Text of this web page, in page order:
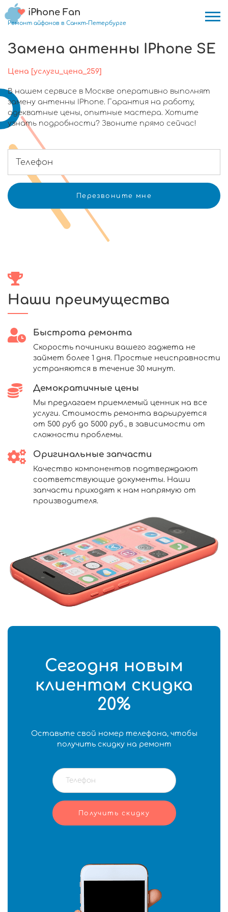
iPhone Fan
Ремонт айфонов в Санкт-Петербурге
Замена антенны IPhone SE
Цена [услуги_цена_259]
В нашем сервисе в Москве оперативно выполнят
замену антенны IPhone. Гарантия на работу,
адекватные цены, опытные мастера. Хотите
узнать подробности? Звоните прямо сейчас!
Наши преимущества
Быстрота ремонта
Скорость починики вашего гаджета не
займет более 1 дня. Простые неисправности
устраняются в течение 30 минут.
Демократичные цены
Мы предлагаем приемлемый ценник на все
услуги. Стоимость ремонта варьируется
от 500 руб до 5000 руб., в зависимости от
сложности проблемы.
Оригинальные запчасти
Качество компонентов подтверждают
соответствующие документы. Наши
запчасти приходят к нам напрямую от
производителя.
Сегодня новым
клиентам скидка
20%
Оставьте свой номер телефона, чтобы
получить скидку на ремонт